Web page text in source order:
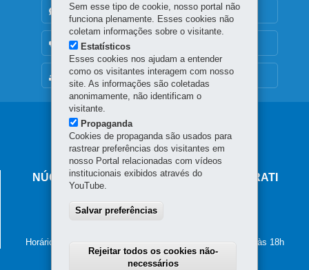
MAPA DO SITE
DENUNCIE CORRUPÇÃO
OUVIDORIA
Navegação
principal
NÚCLEO REGIONAL DE EDUCAÇÃO DE IRATI
84500-054-Irati-
Horário de atendimento: de segunda a sexta-feira, das 8h às 18h
Sem esse tipo de cookie, nosso portal não
funciona plenamente. Esses cookies não
coletam informações sobre o visitante.
Estatísticos
Esses cookies nos ajudam a entender
como os visitantes interagem com nosso
site. As informações são coletadas
anonimamente, não identificam o
visitante.
Propaganda
Cookies de propaganda são usados para
rastrear preferências dos visitantes em
nosso Portal relacionadas com vídeos
institucionais exibidos através do
YouTube.
Salvar preferências
Rejeitar todos os cookies não-
necessários